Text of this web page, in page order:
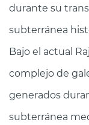
durante su
subterránea
Bajo el actual
complejo de
generados
subterránea